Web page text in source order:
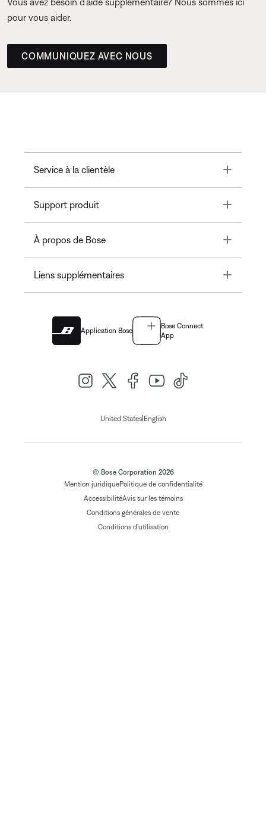
pour vous aider.
COMMUNIQUEZ AVEC NOUS
Service à la clientèle Toggle
Support produit Toggle
À propos de Bose Toggle
Liens supplémentaires Toggle
Application Bose
Bose Connect
App
United States|English
© Bose Corporation 2026
Mention juridiquePolitique de confidentialité
AccessibilitéAvis sur les témoins
Conditions générales de vente
Conditions d'utilisation